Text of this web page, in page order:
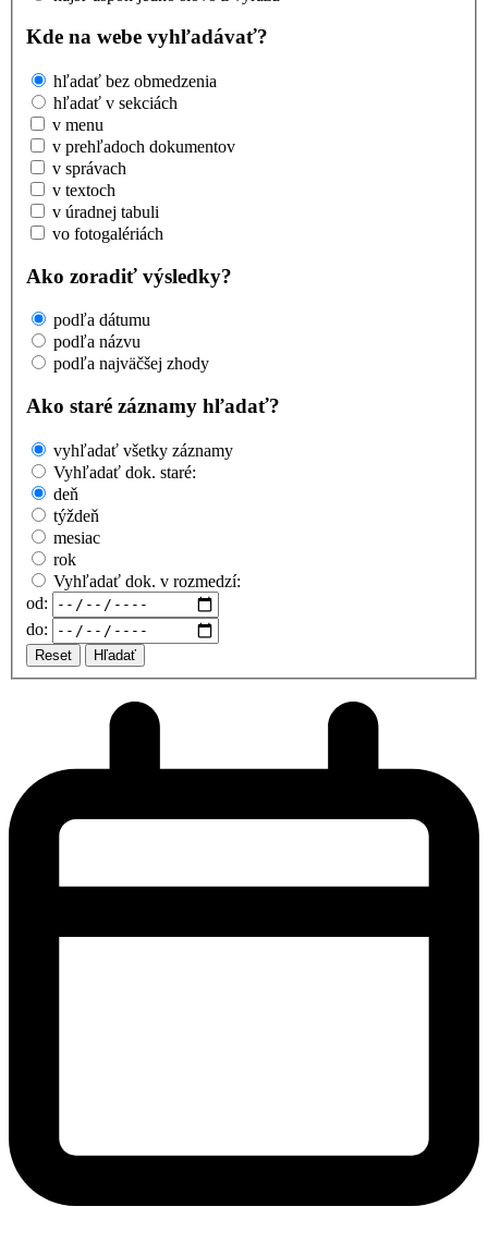
Kde na webe vyhľadávať?
hľadať bez obmedzenia
hľadať v sekciách
v menu
v prehľadoch dokumentov
v správach
v textoch
v úradnej tabuli
vo fotogalériách
Ako zoradiť výsledky?
podľa dátumu
podľa názvu
podľa najväčšej zhody
Ako staré záznamy hľadať?
vyhľadať všetky záznamy
Vyhľadať dok. staré:
deň
týždeň
mesiac
rok
Vyhľadať dok. v rozmedzí:
od:
do:
Reset Hľadať